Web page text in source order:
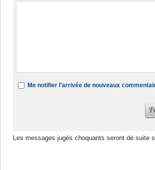
Me notifier l'arrivée de nouveaux
Les messages jugés choquants seront de suite